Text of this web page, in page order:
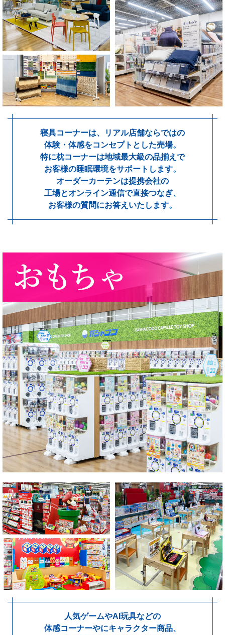
寝具コーナーは、リアル店舗ならではの
体験・体感をコンセプトとした売場。
特に枕コーナーは地域最大級の品揃えで
お客様の睡眠環境をサポートします。
オーダーカーテンは提携会社の
工場とオンライン通信で直接つなぎ、
お客様の質問にお答えいたします。
人気ゲームやAI玩具などの
体感コーナーやにキャラクター商品、